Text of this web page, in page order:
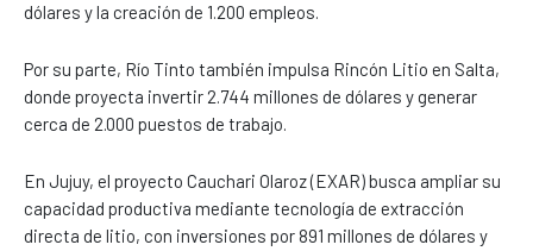
dólares y la creación de 1.200 empleos.
Por su parte, Río Tinto también impulsa Rincón Litio en Salta,
donde proyecta invertir 2.744 millones de dólares y generar
cerca de 2.000 puestos de trabajo.
En Jujuy, el proyecto Cauchari Olaroz (EXAR) busca ampliar su
capacidad productiva mediante tecnología de extracción
directa de litio, con inversiones por 891 millones de dólares y